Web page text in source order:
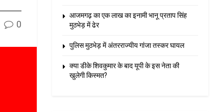
0
आजमगढ़ का एक लाख का इनामी भानू प्रताप सिंह
मुठभेड़ में ढेर
पुलिस मुठभेड़ में अंतरराज्यीय गांजा तस्कर घायल
क्या डीके शिवकुमार के बाद यूपी के इस नेता की
खुलेगी किस्मत?